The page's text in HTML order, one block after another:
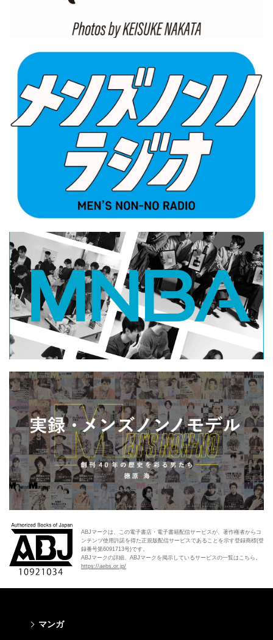
ABJマークは、この電子書店・電子書籍配信サービスが、著作権者からコ
ンテンツ使用許諾を得た正規版配信サービスであることを示す登録商標(登
録番号第6091713号)です。
ABJマークの詳細、ABJマークを掲示しているサービスの一覧はこちら。
https://aebs.or.jp/
マンガ